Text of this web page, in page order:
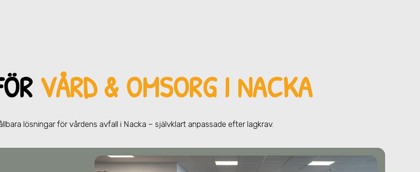
VÅRD & OMSORG I NACKA
lösningar för vårdens avfall i Nacka – självklart anpassade efter lagkrav.